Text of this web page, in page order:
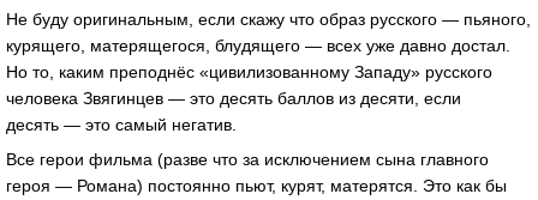
Не буду оригинальным, если скажу что образ русского — пьяного,
курящего, матерящегося, блудящего — всех уже давно достал.
Но то, каким преподнёс «цивилизованному Западу» русского
человека Звягинцев — это десять баллов из десяти, если
десять — это самый негатив.
Все герои фильма (разве что за исключением сына главного
героя — Романа) постоянно пьют, курят, матерятся. Это как бы